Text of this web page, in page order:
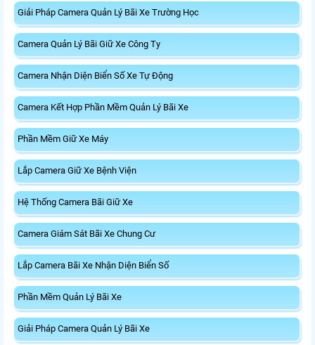
Giải Pháp Camera Quản Lý Bãi Xe Trường Học
Camera Quản Lý Bãi Giữ Xe Công Ty
Camera Nhận Diện Biển Số Xe Tự Động
Camera Kết Hợp Phần Mềm Quản Lý Bãi Xe
Phần Mềm Giữ Xe Máy
Lắp Camera Giữ Xe Bệnh Viện
Hệ Thống Camera Bãi Giữ Xe
Camera Giám Sát Bãi Xe Chung Cư
Lắp Camera Bãi Xe Nhận Diện Biển Số
Phần Mềm Quản Lý Bãi Xe
Giải Pháp Camera Quản Lý Bãi Xe